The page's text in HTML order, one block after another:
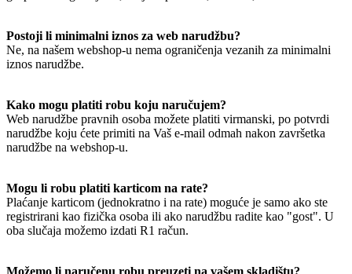
Postoji li minimalni iznos za web narudžbu?
Ne, na našem webshop-u nema ograničenja vezanih za minimalni
iznos narudžbe.
Kako mogu platiti robu koju naručujem?
Web narudžbe pravnih osoba možete platiti virmanski, po potvrdi
narudžbe koju ćete primiti na Vaš e-mail odmah nakon završetka
narudžbe na webshop-u.
Mogu li robu platiti karticom na rate?
Plaćanje karticom (jednokratno i na rate) moguće je samo ako ste
registrirani kao fizička osoba ili ako narudžbu radite kao "gost". U
oba slučaja možemo izdati R1 račun.
Možemo li naručenu robu preuzeti na vašem skladištu?